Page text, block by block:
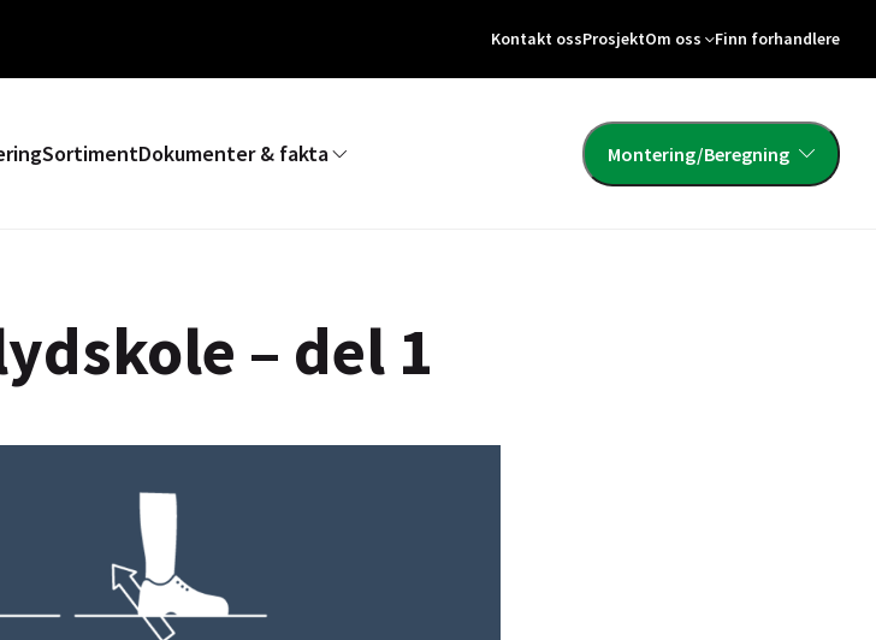
Kontakt ossProsjektOm oss Finn forhandlere
SortimentDokumenter & fakta Montering/Beregning
– del 1